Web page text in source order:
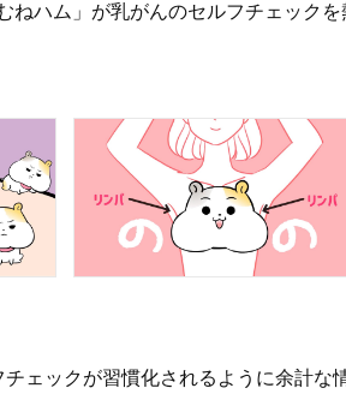
ハム」が乳がんのセルフチェック
ェックが習慣化されるように余計な